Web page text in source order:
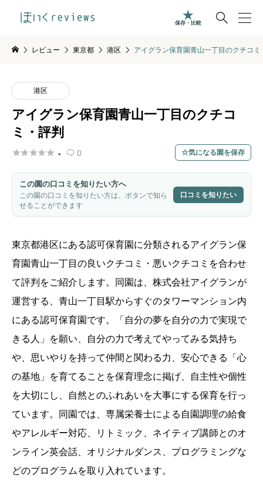

保存・比較
レビュー 東京都 港区 アイグラン保育園青山一丁目のクチコミ
港区
アイグラン保育園青山一丁目のクチコ
ミ・評判
 -  0 気になる園を保存
この園の口コミを知りたい方へ
この園の口コミを知りたい方は、ボタンで知ら
せることができます
口コミを知りたい
東京都港区にある認可保育園に分類されるアイグラン保
育園青山一丁目 の良いクチコミ・悪いクチコミを合わせ
て評判をご紹介します。
同園は、株式会社アイグランが
運営する、青山一丁目駅からすぐのタワーマンション内
にある認可保育園です。「自分の夢を自分の力で実現で
きる人」を願い、自分の力で考えてやってみる気持ち
や、思いやりを持って仲間と関わる力、安心できる「心
の基地」を育てることを保育理念に掲げ、自主性や個性
を大切にし、自然とのふれあいを大事にする保育を行っ
ています。同園では、専属栄養士による自園調理の給食
やアレルギー対応、リトミック、ネイティブ講師とのオ
ンライン英会話、オリジナルダンス、プログラミングな
どのプログラムを取り入れています。